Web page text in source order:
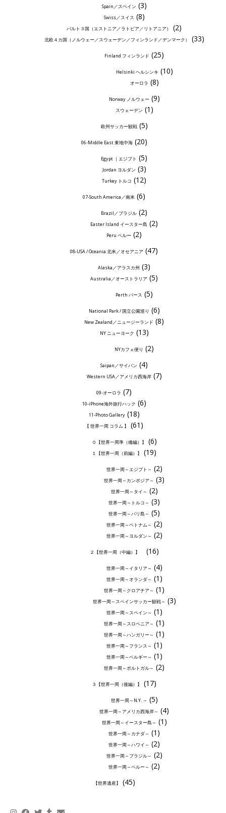
Spain／スペイン (3)
Swiss／スイス (8)
バルト３国（エストニア／ラトビア／リトアニア） (2)
北欧４カ国（ノルウェー／スウェーデン／フィンランド／デンマーク） (33)
Finland フィンランド (25)
Helsinki ヘルシンキ (10)
オーロラ (8)
Norway ノルウェー(9)
スウェーデン (1)
欧州サッカー観戦(5)
06-Middle East 東地中海(20)
Egypt ｜エジプト (5)
Jordan ヨルダン (3)
Turkey トルコ (12)
07-South America／南米 (6)
Brazil／ブラジル (2)
Easter Island イースター島 (2)
Peru ペルー (2)
08-USA / Oceania 北米／オセアニア (47)
Alaska／アラスカ州 (3)
Australia／オーストラリア (5)
Perth パース (5)
National Park / 国立公園巡り (6)
New Zealand／ニュージーランド (8)
NY ニューヨーク (13)
NYカフェ便り (2)
Saipan／サイパン (4)
Western USA／アメリカ西海岸(7)
09-オーロラ (7)
10-iPhone海外旅行ハック (6)
11-Photo Gallery(18)
【 世界一周 コラム 】 (61)
０【世界一周準（備編）】 (6)
１【世界一周（前編）】 (19)
世界一周～エジプト～ (2)
世界一周～カンボジア～ (3)
世界一周～タイ～ (2)
世界一周～トルコ～ (3)
世界一周～バリ島～ (5)
世界一周～ベトナム～ (2)
世界一周～ヨルダン～ (2)
２【世界一周（中編）】 (16)
世界一周～イタリア～ (4)
世界一周～オランダ～ (1)
世界一周～クロアチア～ (1)
世界一周～スペインサッカー観戦～ (3)
世界一周～スペイン～ (1)
世界一周～スロベニア～ (1)
世界一周～ハンガリー～ (1)
世界一周～フランス～ (1)
世界一周～ベルギー～ (1)
世界一周～ポルトガル～ (2)
３【世界一周（後編）】 (17)
世界一周～N.Y. ～ (5)
世界一周～アメリカ西海岸～ (4)
世界一周～イースター島～ (1)
世界一周～カナダ～ (1)
世界一周～ハワイ～ (2)
世界一周～ブラジル～ (2)
世界一周～ペルー～ (2)
【世界遺産】 (45)